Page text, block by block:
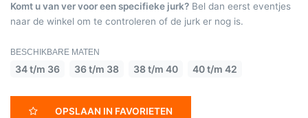
Komt u van ver voor een specifieke jurk? Bel dan eerst eventjes
naar de winkel om te controleren of de jurk er nog is.
BESCHIKBARE MATEN
34 t/m 36 36 t/m 38 38 t/m 40 40 t/m 42
OPSLAAN IN FAVORIETEN